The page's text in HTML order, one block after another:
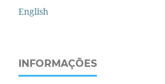
English
INFORMAÇÕES